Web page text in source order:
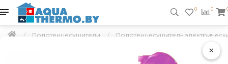
×
0 0
Полотенцесушители Полотенцесушитель